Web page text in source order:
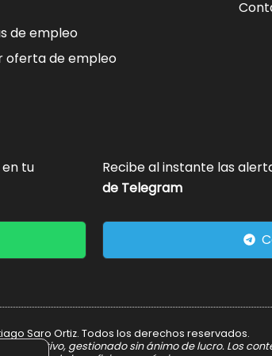
de empleo
oferta de empleo
tu
Recibe al instante las
de Telegram
Saro Ortiz. Todos los derechos reservados.
divulgativo, gestionado sin ánimo de lucro. Los